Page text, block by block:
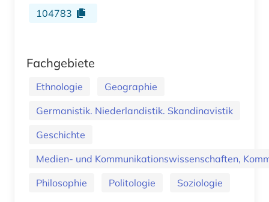
104783
Fachgebiete
Ethnologie
Geographie
Germanistik. Niederlandistik. Skandinavistik
Geschichte
Medien- und Kommunikationswissenschaften,
Philosophie
Politologie Soziologie